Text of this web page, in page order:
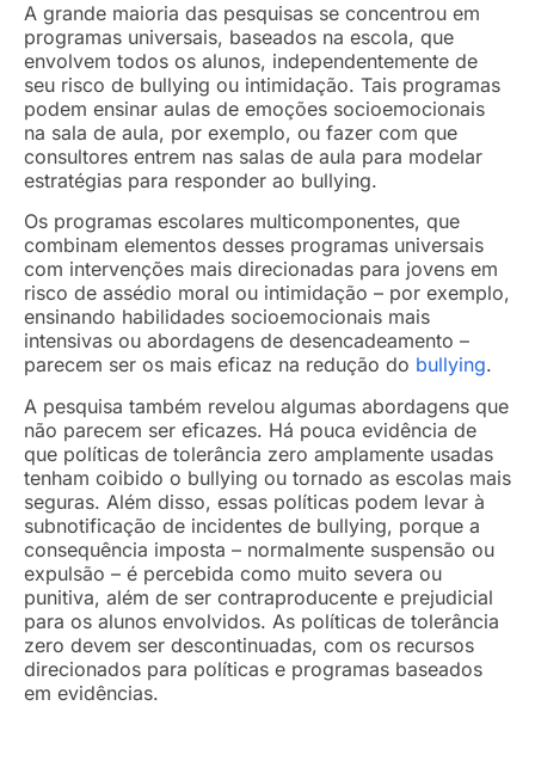
A grande maioria das pesquisas se concentrou em
programas universais, baseados na escola, que
envolvem todos os alunos, independentemente de
seu risco de bullying ou intimidação. Tais programas
podem ensinar aulas de emoções socioemocionais
na sala de aula, por exemplo, ou fazer com que
consultores entrem nas salas de aula para modelar
estratégias para responder ao bullying.
Os programas escolares multicomponentes, que
combinam elementos desses programas universais
com intervenções mais direcionadas para jovens em
risco de assédio moral ou intimidação – por exemplo,
ensinando habilidades socioemocionais mais
intensivas ou abordagens de desencadeamento –
parecem ser os mais eficaz na redução do bullying.
A pesquisa também revelou algumas abordagens que
não parecem ser eficazes. Há pouca evidência de
que políticas de tolerância zero amplamente usadas
tenham coibido o bullying ou tornado as escolas mais
seguras. Além disso, essas políticas podem levar à
subnotificação de incidentes de bullying, porque a
consequência imposta – normalmente suspensão ou
expulsão – é percebida como muito severa ou
punitiva, além de ser contraproducente e prejudicial
para os alunos envolvidos. As políticas de tolerância
zero devem ser descontinuadas, com os recursos
direcionados para políticas e programas baseados
em evidências.